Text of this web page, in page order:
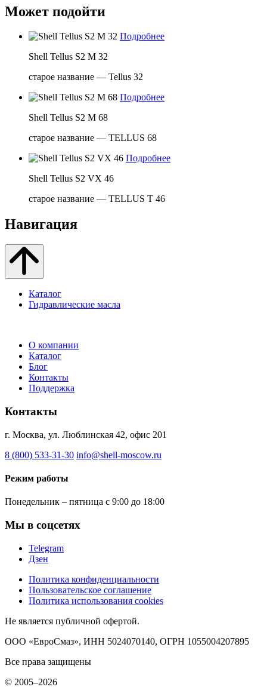
Может подойти
Подробнее
Shell Tellus S2 M 32
старое название — Tellus 32
Подробнее
Shell Tellus S2 M 68
старое название — TELLUS 68
Подробнее
Shell Tellus S2 VX 46
старое название — TELLUS T 46
Навигация
Каталог
Гидравлические масла
О компании
Каталог
Блог
Контакты
Поддержка
Контакты
г. Москва, ул. Люблинская 42, офис 201
8 (800) 533-31-30 info@shell-moscow.ru
Режим работы
Понедельник – пятница с 9:00 до 18:00
Мы в соцсетях
Telegram
Дзен
Политика конфиденциальности
Пользовательское соглашение
Политика использования cookies
Не является публичной офертой.
ООО «ЕвроСмаз», ИНН 5024070140, ОГРН 1055004207895
Все права защищены
© 2005–2026